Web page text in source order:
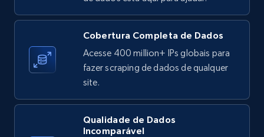
Reviews count shop, Reviews count item, Initial
price, and more.
1.9K+ 323+ Comece grátis
Etsy - Collects data from shop's URL
Cobertura Completa de Dados
Acesse 400 million+ IPs globais para
fazer scraping de dados de qualquer
site.
Qualidade de Dados
Incomparável